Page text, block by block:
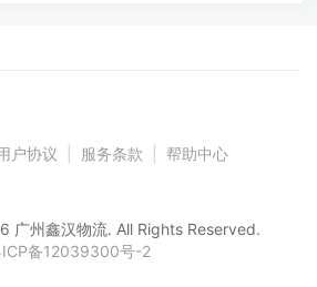
户协议 服务条款 帮助中心
广州鑫汉物流. All Rights Reserved.
ICP备12039300号-2